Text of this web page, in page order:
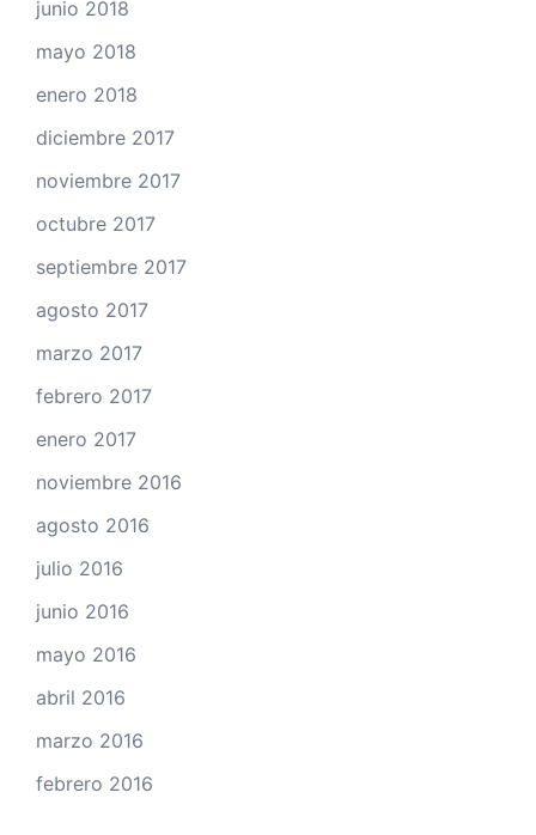
junio 2018
mayo 2018
enero 2018
diciembre 2017
noviembre 2017
octubre 2017
septiembre 2017
agosto 2017
marzo 2017
febrero 2017
enero 2017
noviembre 2016
agosto 2016
julio 2016
junio 2016
mayo 2016
abril 2016
marzo 2016
febrero 2016